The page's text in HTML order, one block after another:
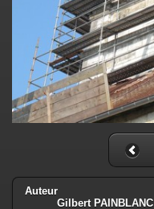
Auteur
Gilbert PAINBLANC